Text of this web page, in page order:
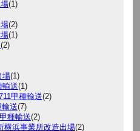
(1)
(2)
(1)
(2)
場(1)
輸送(1)
甲種輸送(2)
送(7)
種輸送(2)
横浜事業所改造出場(2)